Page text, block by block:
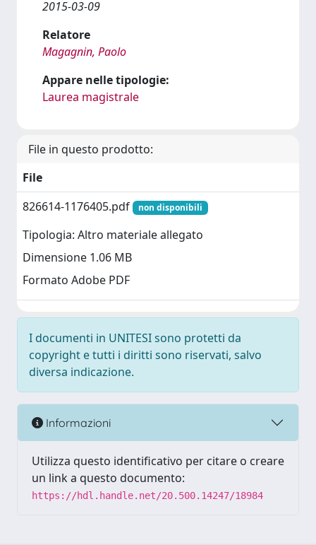
2015-03-09
Relatore
Magagnin, Paolo
Appare nelle tipologie:
Laurea magistrale
File in questo prodotto:
File
826614-1176405.pdf
non disponibili
Tipologia: Altro materiale allegato
Dimensione 1.06 MB
Formato Adobe PDF
I documenti in UNITESI sono protetti da
copyright e tutti i diritti sono riservati, salvo
diversa indicazione.
Informazioni
Utilizza questo identificativo per citare o creare
un link a questo documento:
https://hdl.handle.net/20.500.14247/18984